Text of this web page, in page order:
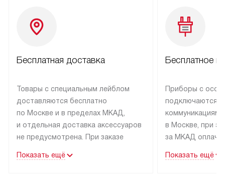
Бесплатная доставка
Товары с специальным лейблом
доставляются бесплатно
по Москве и в пределах МКАД,
и отдельная доставка аксессуаров
не предусмотрена. При заказе
рекомендуем обсудить
Показать ещё
Бесплатное
Приборы с
подключаются к
коммуникациям
в Москве, при
за МКАД
партнера
Показать ещё